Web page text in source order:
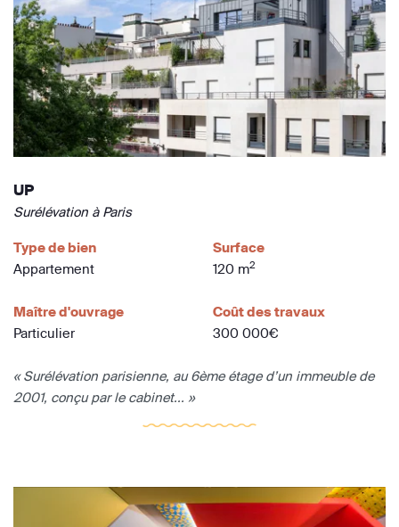
UP
Surélévation à Paris
Type de bien
Appartement
Surface
120 m2
Maître d'ouvrage
Particulier
Coût des travaux
300 000€
« Surélévation parisienne, au 6ème étage d’un immeuble de
2001, conçu par le cabinet... »